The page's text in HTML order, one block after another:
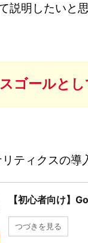
説明したいと
ゴールと
ティクスの導
【初心者向け】
つづきを見る